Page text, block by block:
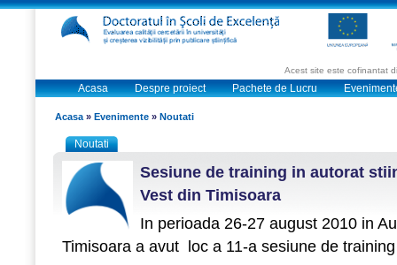
Acest site este cofinantat
Acasa Despre proiect Pachete de Lucru
Acasa » Evenimente » Noutati
Noutati
Sesiune de training in autorat
Vest din Timisoara
In perioada 26-27 august 2010 in
Timisoara a avut loc a 11-a sesiune de